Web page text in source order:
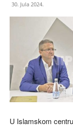
30. Jula 2024.
U Islamskom